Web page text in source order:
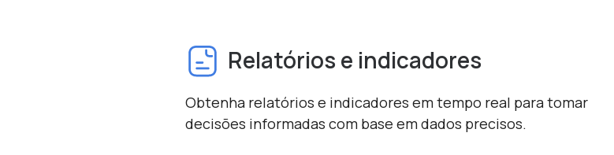
Relatórios e indicadores
Obtenha relatórios e indicadores em tempo real para tomar
decisões informadas com base em dados precisos.